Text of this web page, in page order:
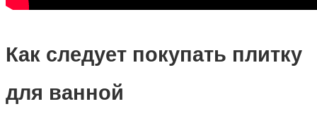
Как следует покупать плитку
для ванной